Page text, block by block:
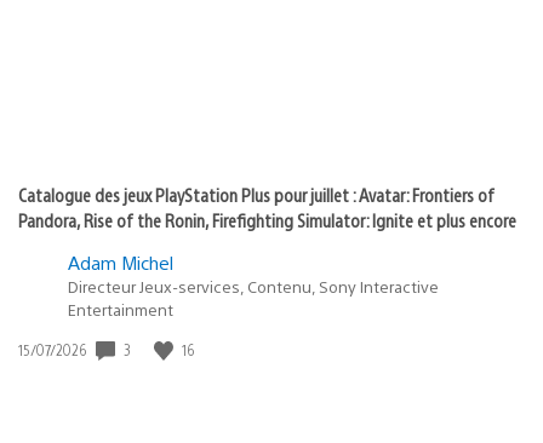
Catalogue des jeux PlayStation Plus pour juillet : Avatar: Frontiers of
Pandora, Rise of the Ronin, Firefighting Simulator: Ignite et plus encore
Adam Michel
Directeur Jeux-services, Contenu, Sony Interactive
Entertainment
Date
15/07/2026 3 16